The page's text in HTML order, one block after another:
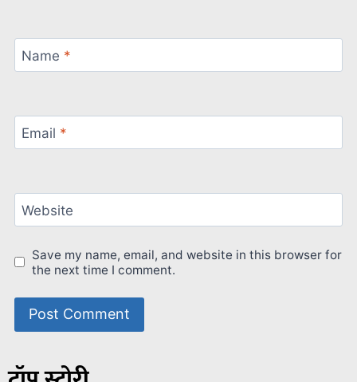
Name *
Email *
Website
Save my name, email, and website in this browser for
the next time I comment.